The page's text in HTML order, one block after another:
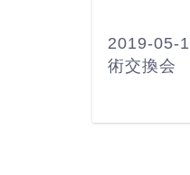
2019-05-
術交換会